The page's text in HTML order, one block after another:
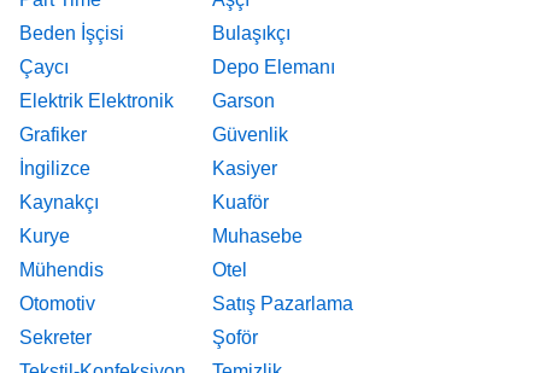
Beden İşçisi
Bulaşıkçı
Çaycı
Depo Elemanı
Elektrik Elektronik
Garson
Grafiker
Güvenlik
İngilizce
Kasiyer
Kaynakçı
Kuaför
Kurye
Muhasebe
Mühendis
Otel
Otomotiv
Satış Pazarlama
Sekreter
Şoför